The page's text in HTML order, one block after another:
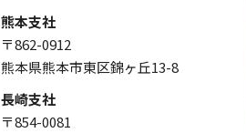
熊本支社
〒862-0912
熊本県熊本市東区錦ヶ丘13-8
長崎支社
〒854-0081